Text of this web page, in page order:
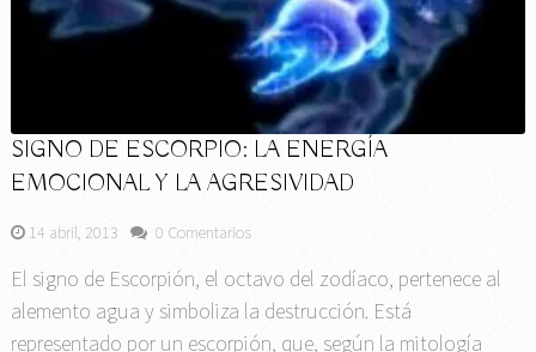
SIGNO DE ESCORPIO: LA ENERGÍA
EMOCIONAL Y LA AGRESIVIDAD
14 abril, 2013 0 Comentarios
El signo de Escorpión, el octavo del zodíaco, pertenece al
alemento agua y simboliza la destrucción. Está
representado por un escorpión, que, según la mitología